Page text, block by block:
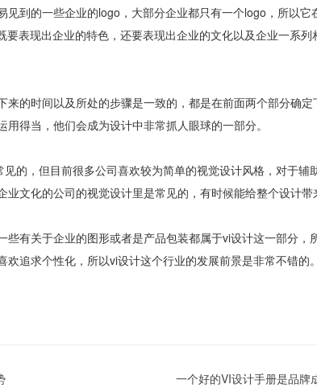
见到的一些企业的logo，大部分企业都只有一个logo，所以它
要表现出企业的特色，还要表现出企业的文化以及企业一系列
的时间以及所处的步骤是一致的，都是在前面两个部分确定
得当，他们会成为设计中非常抓人眼球的一部分。
的，但目前很多公司喜欢较为简单的视觉设计风格，对于辅
业文化的公司的视觉设计里是常见的，有时候能给整个设计带
些有关于企业的图形或者是产品包装都属于vi设计这一部分，
追求个性化，所以vi设计这个行业的发展前景是非常不错的。
一个好的VI设计手册是品牌